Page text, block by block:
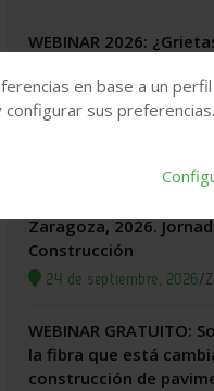
WEBINAR 2026:
Valladolid, 2026.
22 de septiembre, 2026/
Zaragoza, 2026.
Construcción
24 de septiembre, 2026/
WEBINAR GRATUITO:
la fibra que está
construcción de
en base a un
sus preferencias.